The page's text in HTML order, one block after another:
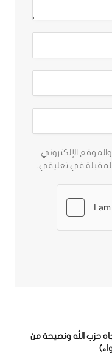
الإلكتروني
في تعليقي.
حزب الله ونصيحة من